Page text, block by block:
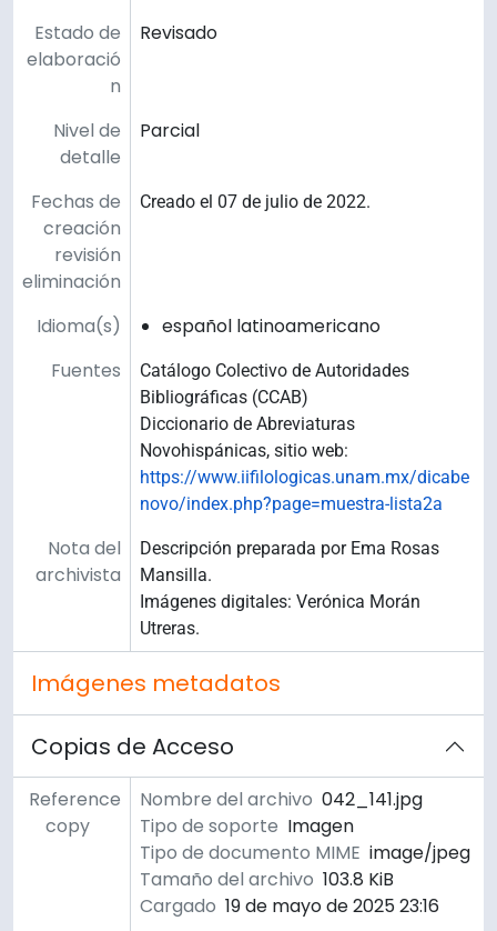
Estado de
elaboració
n
Revisado
Nivel de
detalle
Parcial
Fechas de
creación
revisión
eliminación
Creado el 07 de julio de 2022.
Idioma(s)
español latinoamericano
Fuentes
Catálogo Colectivo de Autoridades
Bibliográficas (CCAB)
Diccionario de Abreviaturas
Novohispánicas, sitio web:
https://www.iifilologicas.unam.mx/dicabe
novo/index.php?page=muestra-lista2a
Nota del
archivista
Descripción preparada por Ema Rosas
Mansilla.
Imágenes digitales: Verónica Morán
Utreras.
Imágenes metadatos
Copias de Acceso
Reference
copy
Nombre del archivo 042_141.jpg
Tipo de soporte Imagen
Tipo de documento MIME image/jpeg
Tamaño del archivo 103.8 KiB
Cargado 19 de mayo de 2025 23:16